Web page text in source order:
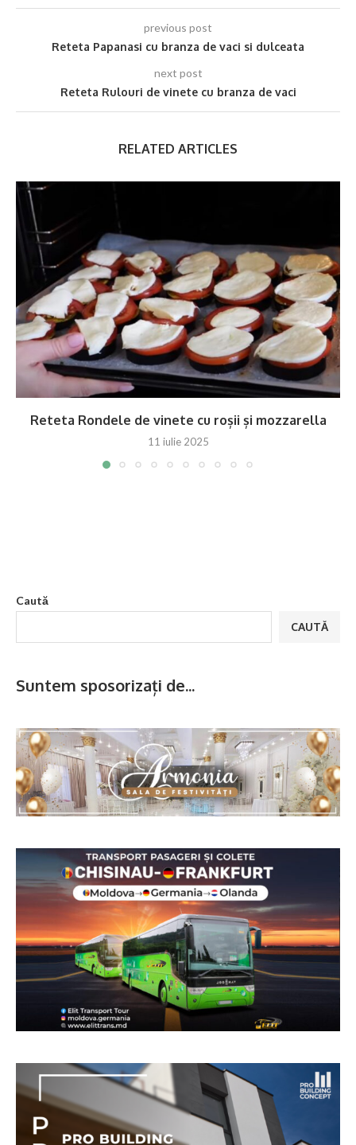
previous post
Reteta Papanasi cu branza de vaci si dulceata
next post
Reteta Rulouri de vinete cu branza de vaci
RELATED ARTICLES
Reteta Rondele de vinete cu roșii și mozzarella
11 iulie 2025
Caută
CAUTĂ
Suntem sposorizați de...